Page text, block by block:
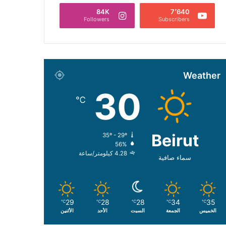
7٬640
Subscribers
84K
Followers
Weather
Beirut
سماء صافية
30
℃
35º - 29º
56%
4.28 كيلومتر/ساعة
35
℃
الخميس
34
℃
الجمعة
28
℃
السبت
28
℃
الأحد
29
℃
الأثنين